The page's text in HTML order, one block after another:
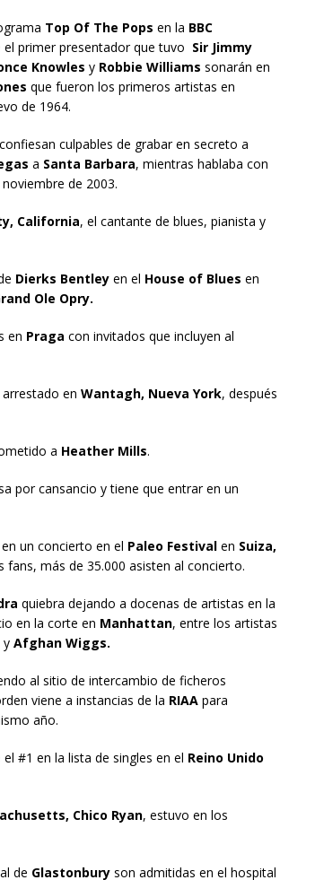
Top Of The Pops en la BBC
el primer presentador que tuvo Sir Jimmy
Knowles yRobbie Williams sonarán en
que fueron los primeros artistas en
de 1964.
culpables de grabar en secreto a
a Santa Barbara, mientras hablaba con
de 2003.
California, el cantante de blues, pianista y
Dierks Bentleyen el House of Blues en
Ole Opry.
en Praga con invitados que incluyen al
en Wantagh, Nueva York, después
a Heather Mills.
por cansancio y tiene que entrar en un
un concierto en el Paleo Festivalen Suiza,
fans, más de 35.000 asisten al concierto.
quiebra dejando a docenas de artistas en la
en la corte en Manhattan, entre los artistas
yAfghan Wiggs.
al sitio de intercambio de ficheros
viene a instancias de la RIAApara
año.
el #1 en la lista de singles en el Reino Unido
Chico Ryan, estuvo en los
de Glastonburyson admitidas en el hospital